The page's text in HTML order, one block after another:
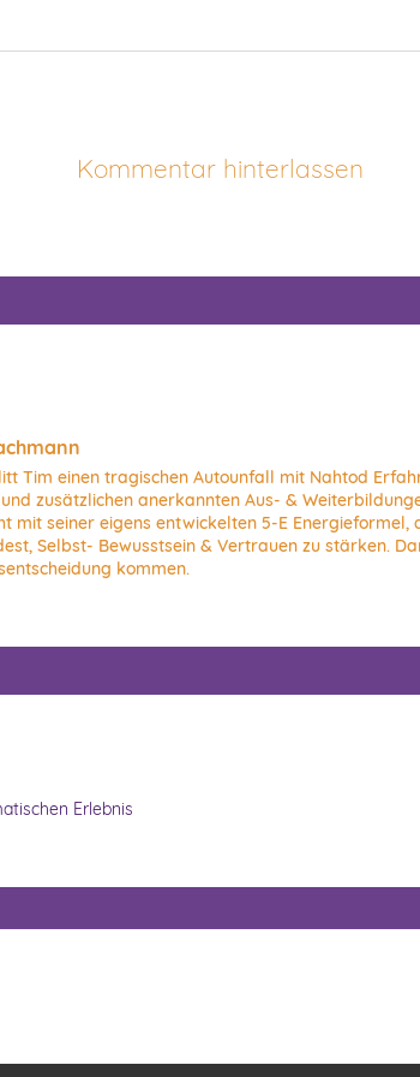
Kommentar hinterlassen
Tim einen tragischen Autounfall mit Nahtod
zusätzlichen anerkannten Aus- &
mit seiner eigens entwickelten 5-E
Selbst- Bewusstsein & Vertrauen zu stärken.
kommen.
Erlebnis